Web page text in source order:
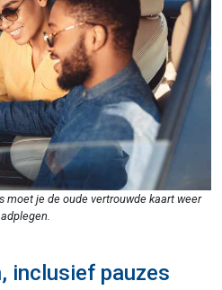
moet je de oude vertrouwde kaart weer
inclusief pauzes